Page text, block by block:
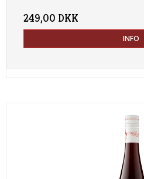
249,00 DKK
INFO